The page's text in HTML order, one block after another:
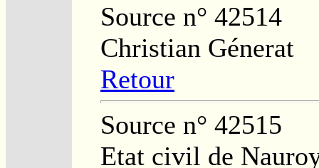
Source n° 42514
Christian Génerat
Retour
Source n° 42515
Etat civil de